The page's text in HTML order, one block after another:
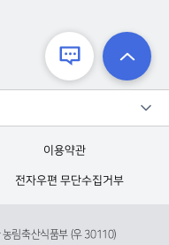
이용약관
전자우편 무단수집거부
림축산식품부 (우 30110)